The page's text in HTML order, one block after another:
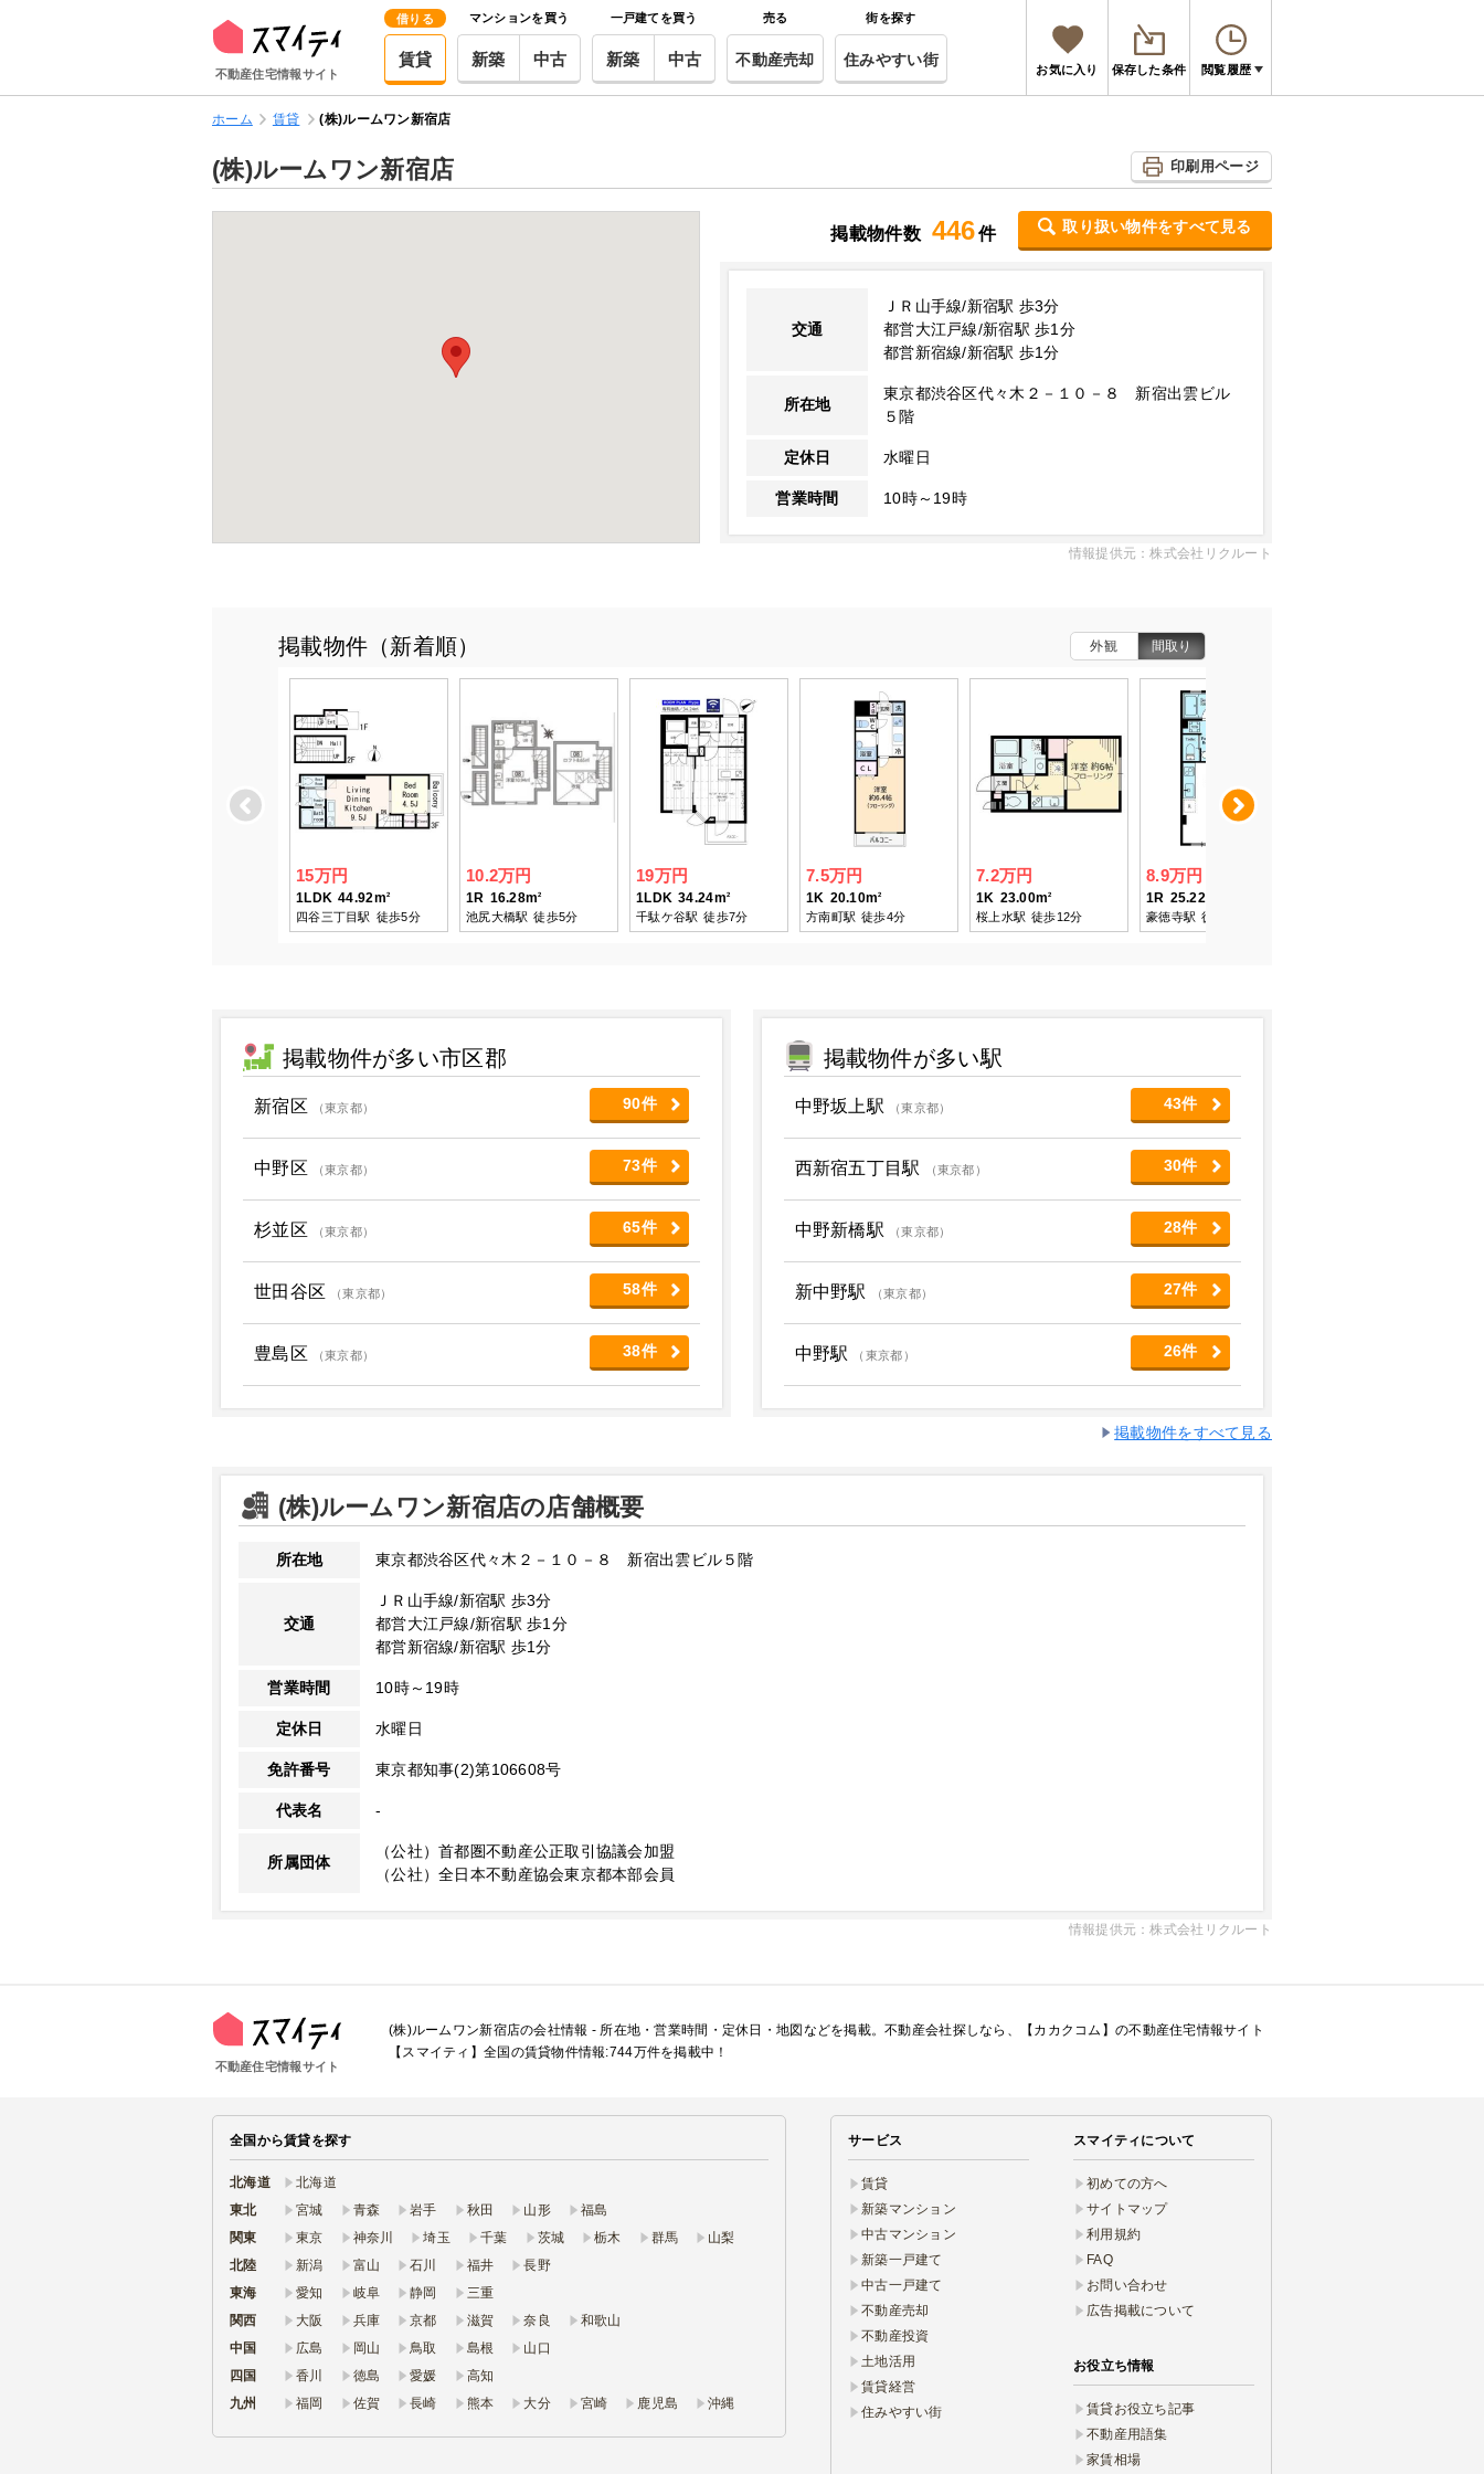
不動産住宅情報サイト
借りる
賃貸
マンションを買う
新築 中古
一戸建てを買う
新築 中古
売る
不動産売却
街を探す
住みやすい街
お気に入り 保存した条件 閲覧履歴
ホーム 賃貸 (株)ルームワン新宿店
(株)ルームワン新宿店 印刷用ページ
掲載物件数 446件 取り扱い物件をすべて見る
交通
ＪＲ山手線/新宿駅 歩3分
都営大江戸線/新宿駅 歩1分
都営新宿線/新宿駅 歩1分
所在地
東京都渋谷区代々木２－１０－８ 新宿出雲ビル
５階
定休日 水曜日
営業時間 10時～19時
情報提供元：株式会社リクルート
掲載物件（新着順） 外観 間取り
Previous
15万円
1LDK 44.92m2
四谷三丁目駅 徒歩5分
10.2万円
1R 16.28m2
池尻大橋駅 徒歩5分
19万円
1LDK 34.24m2
千駄ケ谷駅 徒歩7分
7.5万円
1K 20.10m2
方南町駅 徒歩4分
7.2万円
1K 23.00m2
桜上水駅 徒歩12分
8.9万円
1R 25.22m
豪徳寺駅 徒歩4分
Next
掲載物件が多い市区郡
新宿区 （東京都） 90件
中野区 （東京都） 73件
杉並区 （東京都） 65件
世田谷区 （東京都） 58件
豊島区 （東京都） 38件
掲載物件が多い駅
中野坂上駅 （東京都） 43件
西新宿五丁目駅 （東京都） 30件
中野新橋駅 （東京都） 28件
新中野駅 （東京都） 27件
中野駅 （東京都） 26件
掲載物件をすべて見る
(株)ルームワン新宿店の店舗概要
所在地 東京都渋谷区代々木２－１０－８ 新宿出雲ビル５階
交通
ＪＲ山手線/新宿駅 歩3分
都営大江戸線/新宿駅 歩1分
都営新宿線/新宿駅 歩1分
営業時間 10時～19時
定休日 水曜日
免許番号 東京都知事(2)第106608号
代表名 -
所属団体
（公社）首都圏不動産公正取引協議会加盟
（公社）全日本不動産協会東京都本部会員
情報提供元：株式会社リクルート
不動産住宅情報サイト
(株)ルームワン新宿店の会社情報 - 所在地・営業時間・定休日・地図などを掲載。不動産会社探しなら、【カカクコム】の不動産住宅情報サイト
【スマイティ】全国の賃貸物件情報:744万件を掲載中！
全国から賃貸を探す
北海道
北海道
東北
宮城 青森 岩手 秋田 山形
福島
関東
東京 神奈川 埼玉 千葉 茨城 栃木 群馬
山梨
北陸
新潟 富山 石川 福井
長野
東海
愛知 岐阜 静岡
三重
関西
大阪 兵庫 京都 滋賀 奈良
和歌山
中国
広島 岡山 鳥取 島根
山口
四国
香川 徳島 愛媛
高知
九州
福岡 佐賀 長崎 熊本 大分 宮崎 鹿児島 沖縄
サービス
賃貸
新築マンション
中古マンション
新築一戸建て
中古一戸建て
不動産売却
不動産投資
土地活用
賃貸経営
住みやすい街
スマイティについて
初めての方へ
サイトマップ
利用規約
FAQ
お問い合わせ
広告掲載について
お役立ち情報
賃貸お役立ち記事
不動産用語集
家賃相場